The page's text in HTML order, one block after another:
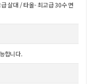
살대 / 타올- 최고급 30수 면
합니다.